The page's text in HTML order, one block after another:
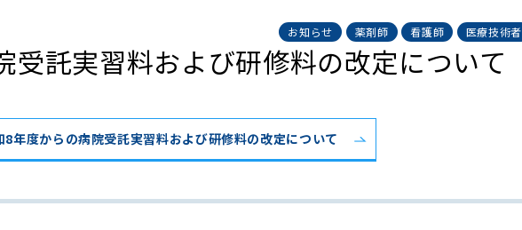
お知らせ 薬剤師 看護師 医療技術者
託実習料および研修料の改定について
8年度からの病院受託実習料および研修料の改定について